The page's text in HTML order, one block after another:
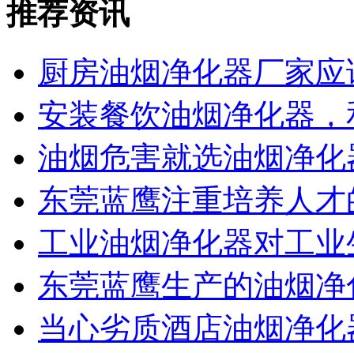
推荐资讯
厨房油烟净化器厂家
安装餐饮油烟净化器
油烟危害就选油烟净化
东莞蓝鹰注重培养人
工业油烟净化器对工
东莞蓝鹰生产的油烟
当心劣质酒店油烟净